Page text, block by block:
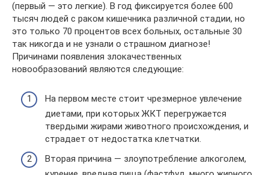
(первый — это легкие). В год фиксируется более 600
тысяч людей с раком кишечника различной стадии, но
это только 70 процентов всех больных, остальные 30
так никогда и не узнали о страшном диагнозе!
Причинами появления злокачественных
новообразований являются следующие:
На первом месте стоит чрезмерное увлечение
диетами, при которых ЖКТ перегружается
твердыми жирами животного происхождения, и
страдает от недостатка клетчатки.
Вторая причина — злоупотребление алкоголем,